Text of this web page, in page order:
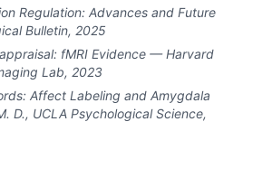
Regulation: Advances and Future
Bulletin, 2025
fMRI Evidence — Harvard
Lab, 2023
Affect Labeling and Amygdala
D., UCLA Psychological Science,